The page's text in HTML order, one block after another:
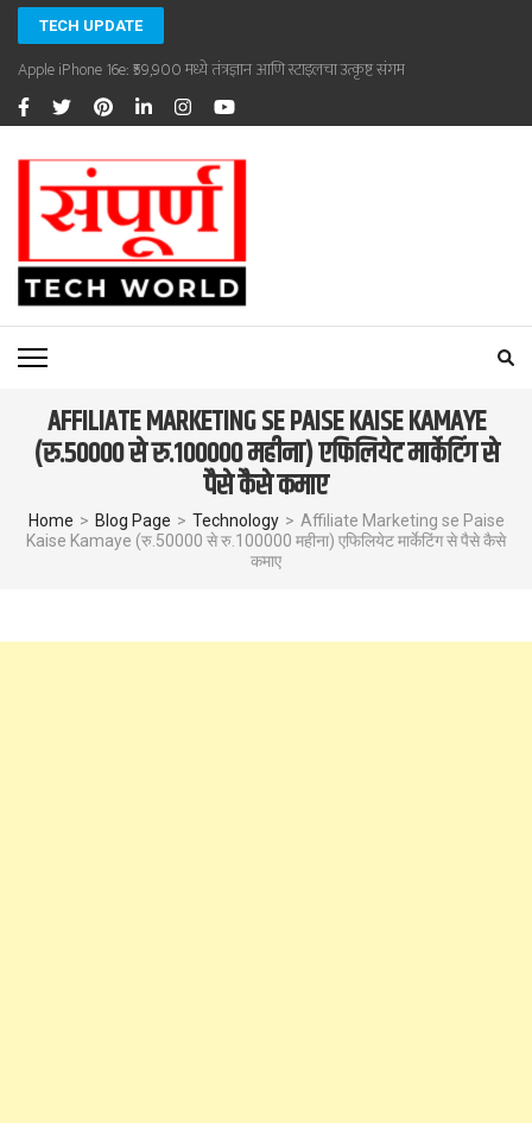
Skip
content
(Press
Enter)
TECH UPDATE
Apple iPhone 16e: ₹59,900 मध्ये तंत्रज्ञान आणि स्टाइलचा उत्कृष्ट संगम
SAMPOORNA TECHWORLD
Sampoorna Techworld
AFFILIATE MARKETING SE PAISE KAISE KAMAYE
(रु.50000 से रु.100000 महीना) एफिलियेट मार्केटिंग से
पैसे कैसे कमाए
Home > Blog Page > Technology > Affiliate Marketing se Paise
Kaise Kamaye (रु.50000 से रु.100000 महीना) एफिलियेट मार्केटिंग से पैसे कैसे
कमाए